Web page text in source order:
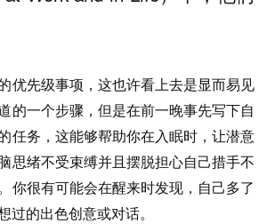
优先级事项，这也许看上去是显而易见
的一个步骤，但是在前一晚事先写下自
任务，这能够帮助你在入眠时，让潜意
思绪不受束缚并且摆脱担心自己措手不
你很有可能会在醒来时发现，自己多了
过的出色创意或对话。